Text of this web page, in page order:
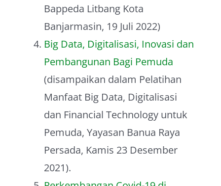
Bappeda Litbang Kota
Banjarmasin, 19 Juli 2022)
Big Data, Digitalisasi, Inovasi dan
Pembangunan Bagi Pemuda
(disampaikan dalam Pelatihan
Manfaat Big Data, Digitalisasi
dan Financial Technology untuk
Pemuda, Yayasan Banua Raya
Persada, Kamis 23 Desember
2021).